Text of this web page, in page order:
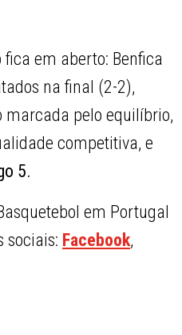
em aberto: Benfica
na final (2-2),
marcada pelo equilíbrio,
competitiva, e
5.
em Portugal
sociais: Facebook,